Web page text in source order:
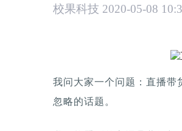
校果科技 2020-05-08
我问大家一个问题：直播
忽略的话题。